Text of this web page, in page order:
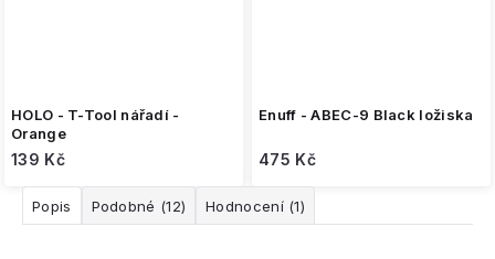
HOLO - T-Tool nářadí -
Orange
139 Kč
Enuff - ABEC-9 Black ložiska
475 Kč
Popis Podobné (12) Hodnocení (1)